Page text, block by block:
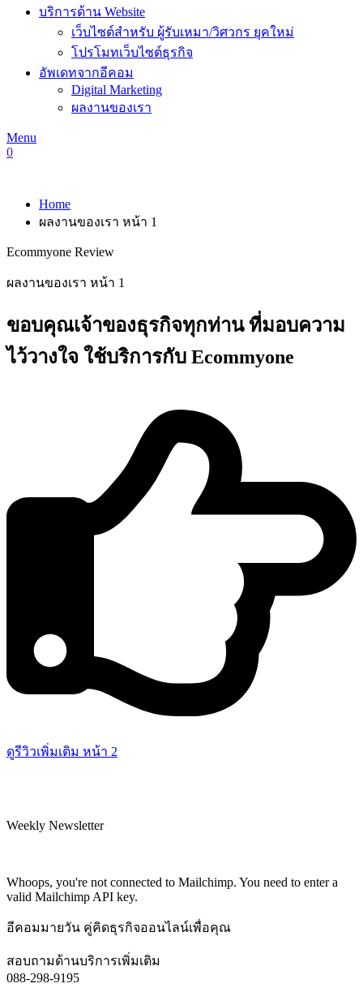
บริการด้าน Website
เว็บไซต์สำหรับ ผู้รับเหมา/วิศวกร ยุคใหม่
โปรโมทเว็บไซต์ธุรกิจ
อัพเดทจากอีคอม
Digital Marketing
ผลงานของเรา
Menu
0
Home
ผลงานของเรา หน้า 1
Ecommyone Review
ผลงานของเรา หน้า 1
ขอบคุณเจ้าของธุรกิจทุกท่าน ที่มอบความ
ไว้วางใจ ใช้บริการกับ Ecommyone
ดูรีวิวเพิ่มเติม หน้า 2
Weekly Newsletter
Whoops, you're not connected to Mailchimp. You need to enter a
valid Mailchimp API key.
อีคอมมายวัน คู่คิดธุรกิจออนไลน์เพื่อคุณ
สอบถามด้านบริการเพิ่มเติม
088-298-9195